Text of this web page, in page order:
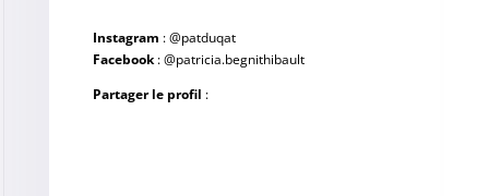
Instagram :@patduqat
Facebook:@patricia.begnithibault
Partager le profil :